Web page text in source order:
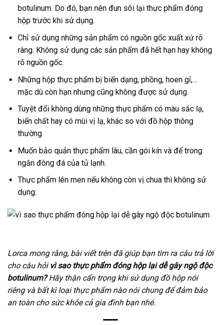
botulinum. Do đó, bạn nên đun sôi lại thực phẩm đóng
hộp trước khi sử dụng.
Chỉ sử dụng những sản phẩm có nguồn gốc xuất xứ rõ
ràng. Không sử dụng các sản phẩm đã hết hạn hay không
rõ nguồn gốc.
Những hộp thực phẩm bị biến dạng, phồng, hoen gỉ,…
mặc dù còn hạn nhưng cũng không được sử dụng.
Tuyệt đối không dùng những thực phẩm có màu sắc lạ,
biến chất hay có mùi vị lạ, khác so với đồ hộp thông
thường.
Muốn bảo quản thực phẩm lâu, cần gói kín và để trong
ngăn đông đá của tủ lạnh.
Thực phẩm lên men nếu không còn vị chua thì không sử
dụng.
Lorca mong rằng, bài viết trên đã giúp bạn tìm ra câu trả lời
cho câu hỏi vì sao thực phẩm đóng hộp lại dễ gây ngộ độc
botulinum?Hãy thận cẩn trọng khi sử dụng đồ hộp nói
riêng và bất kì loại thực phẩm nào nói chung để đảm bảo
an toàn cho sức khỏe cả gia đình bạn nhé.